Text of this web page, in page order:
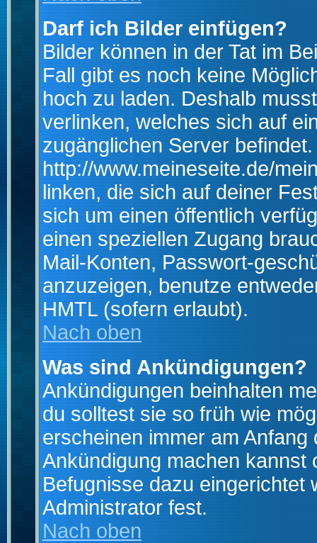
Darf ich Bilder einfügen?
Bilder können in der Tat im
Fall gibt es noch keine
hoch zu laden. Deshalb
verlinken, welches sich auf
zugänglichen Server
http://www.meineseite.de/
linken, die sich auf deiner
sich um einen öffentlich
einen speziellen Zugang
Mail-Konten, Passwort-
anzuzeigen, benutze
HMTL (sofern erlaubt).
Nach oben
Was sind Ankündigungen?
Ankündigungen beinhalten
du solltest sie so früh wie
erscheinen immer am
Ankündigung machen kannst
Befugnisse dazu eingerichtet
Administrator fest.
Nach oben